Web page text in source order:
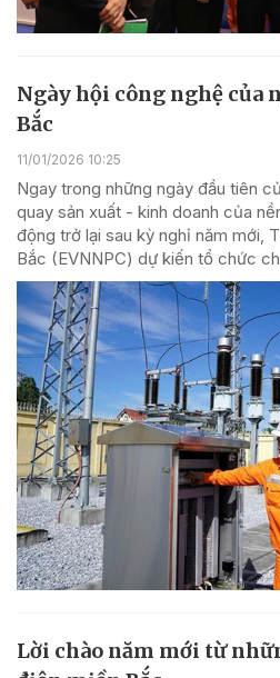
Ngày hội công nghệ của
Bắc
11/01/2026 10:25
Ngay trong những ngày đầu tiên
quay sản xuất - kinh doanh của
động trở lại sau kỳ nghỉ năm mới,
Bắc (EVNNPC) dự kiến tổ chức
Lời chào năm mới từ